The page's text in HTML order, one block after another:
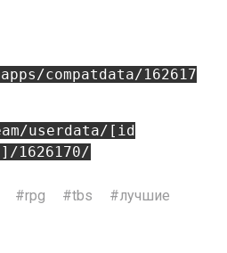
compatdata/162617
userdata/[id
1626170/
#rpg #tbs #лучшие